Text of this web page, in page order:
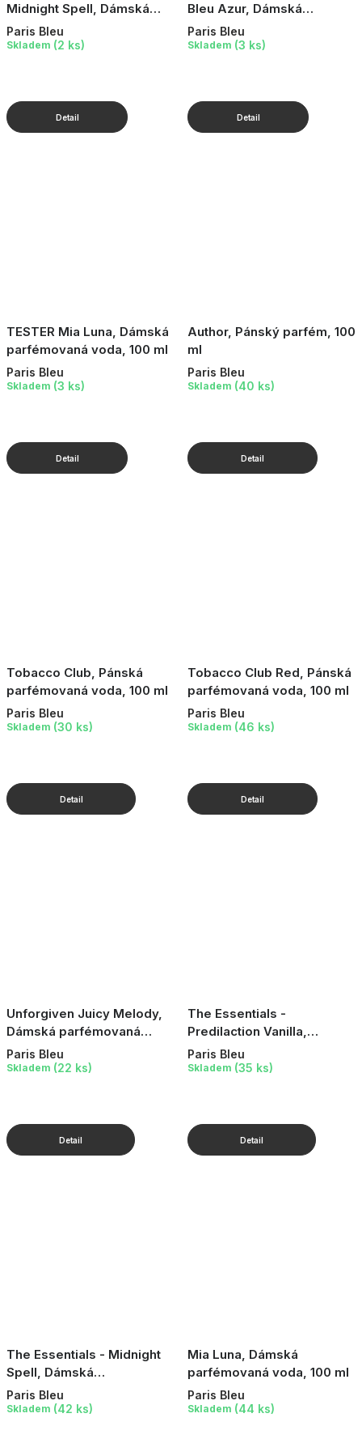
Midnight Spell, Dámská
parfémovaná voda, 100 ml
Paris Bleu
Skladem (2 ks)
Bleu Azur, Dámská
parfémovaná voda, 100 ml
Paris Bleu
Skladem (3 ks)
TESTER Mia Luna, Dámská
parfémovaná voda, 100 ml
Paris Bleu
Skladem (3 ks)
Author, Pánský parfém, 100
ml
Paris Bleu
Skladem (40 ks)
Tobacco Club, Pánská
parfémovaná voda, 100 ml
Paris Bleu
Skladem (30 ks)
Tobacco Club Red, Pánská
parfémovaná voda, 100 ml
Paris Bleu
Skladem (46 ks)
Unforgiven Juicy Melody,
Dámská parfémovaná
voda, 100 ml
Paris Bleu
Skladem (22 ks)
The Essentials -
Predilaction Vanilla,
Dámská parfémovaná
voda, 100 ml
Paris Bleu
Skladem (35 ks)
The Essentials - Midnight
Spell, Dámská
parfémovaná voda, 100 ml
Paris Bleu
Skladem (42 ks)
Mia Luna, Dámská
parfémovaná voda, 100 ml
Paris Bleu
Skladem (44 ks)